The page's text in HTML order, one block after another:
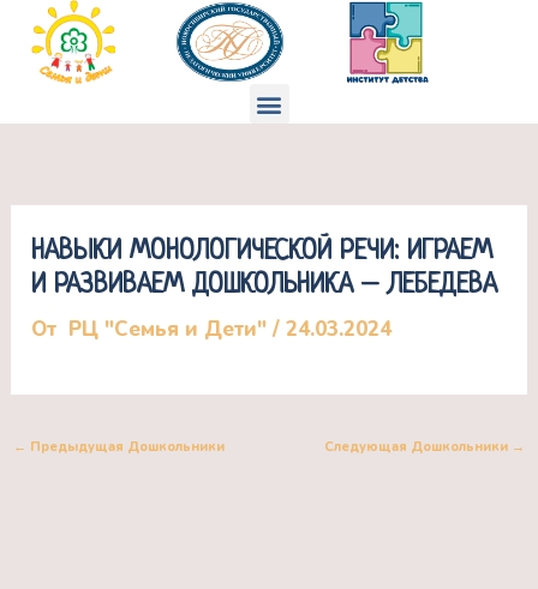
Перейти
содержимому
Меню
НАВЫКИ МОНОЛОГИЧЕСКОЙ РЕЧИ: ИГРАЕМ
И РАЗВИВАЕМ ДОШКОЛЬНИКА – ЛЕБЕДЕВА
От РЦ "Семья и Дети"/24.03.2024
← Предыдущая Дошкольники Следующая Дошкольники →